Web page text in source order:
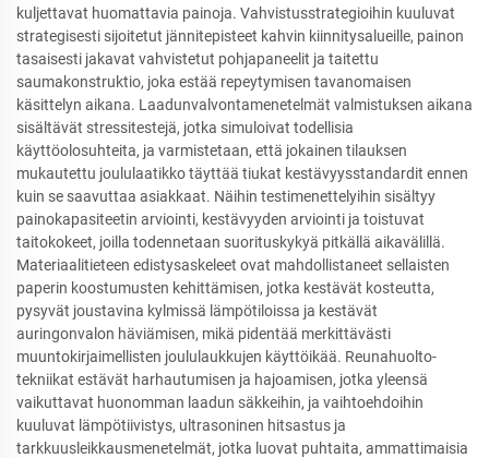
kuljettavat huomattavia painoja. Vahvistusstrategioihin kuuluvat
strategisesti sijoitetut jännitepisteet kahvin kiinnitysalueille, painon
tasaisesti jakavat vahvistetut pohjapaneelit ja taitettu
saumakonstruktio, joka estää repeytymisen tavanomaisen
käsittelyn aikana. Laadunvalvontamenetelmät valmistuksen aikana
sisältävät stressitestejä, jotka simuloivat todellisia
käyttöolosuhteita, ja varmistetaan, että jokainen tilauksen
mukautettu joululaatikko täyttää tiukat kestävyysstandardit ennen
kuin se saavuttaa asiakkaat. Näihin testimenettelyihin sisältyy
painokapasiteetin arviointi, kestävyyden arviointi ja toistuvat
taitokokeet, joilla todennetaan suorituskykyä pitkällä aikavälillä.
Materiaalitieteen edistysaskeleet ovat mahdollistaneet sellaisten
paperin koostumusten kehittämisen, jotka kestävät kosteutta,
pysyvät joustavina kylmissä lämpötiloissa ja kestävät
auringonvalon häviämisen, mikä pidentää merkittävästi
muuntokirjaimellisten joululaukkujen käyttöikää. Reunahuolto-
tekniikat estävät harhautumisen ja hajoamisen, jotka yleensä
vaikuttavat huonomman laadun säkkeihin, ja vaihtoehdoihin
kuuluvat lämpötiivistys, ultrasoninen hitsastus ja
tarkkuusleikkausmenetelmät, jotka luovat puhtaita, ammattimaisia